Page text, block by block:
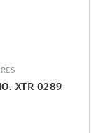
XTR 0289